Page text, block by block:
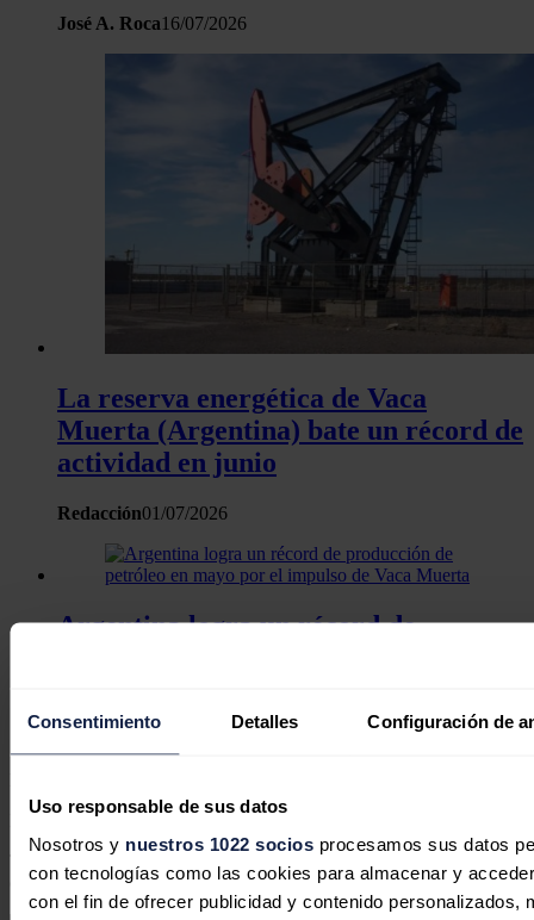
Consentimiento Detalles Configuración de
Uso responsable de sus datos
Nosotros y nuestros 1022 sociosprocesamos sus datos
con tecnologías como las cookies para almacenar y
con el fin de ofrecer publicidad y contenido personalizados,
José A. Roca16/07/2026
La reserva energética de Vaca
Muerta (Argentina) bate un récord de
actividad en junio
Redacción01/07/2026
Argentina logra un récord de
Deja tu comentario
Tu dirección de correo electrónico no será publicada. Todos los
campos son obligatorios